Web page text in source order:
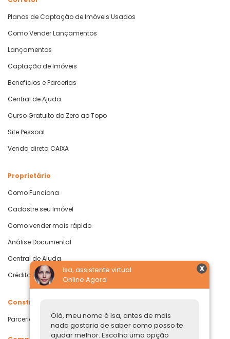
Isa, assistente virtual
Online Agora
Olá, meu nome é Isa, antes de mais
nada gostaria de saber como posso te
ajudar melhor. Escolha uma opção
Planos de Captação de Imóveis Usados
Como Vender Lançamentos
Lançamentos
Captação de Imóveis
Benefícios e Parcerias
Central de Ajuda
Curso Gratuito do Zero ao Topo
Site Pessoal
Venda direta CAIXA
Proprietário
Como Funciona
Cadastre seu Imóvel
Como vender mais rápido
Análise Documental
Central de Ajuda
Crédito com Garantia de Imóvel
Construtoras
Parcerias Imobiliárias